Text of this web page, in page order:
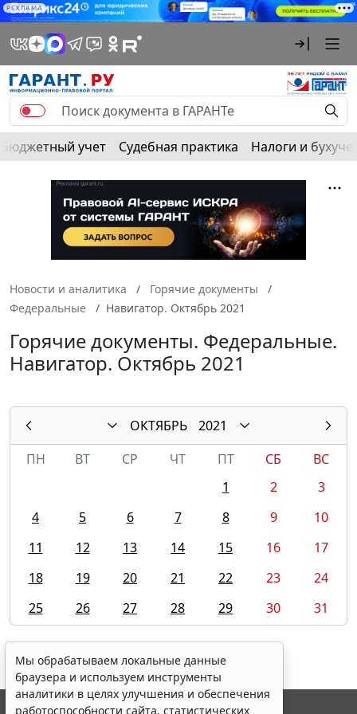
РЕКЛАМА
Бюджетный учет Судебная практика Налоги и
Новости и аналитика
Горячие документы
Федеральные
Навигатор. Октябрь 2021
Горячие документы. Федеральные.
Навигатор. Октябрь 2021
ОКТЯБРЬ
2021
ПН
ВТ СР ЧТ ПТ СБ
ВС
1
2
3
4
5 6 7 8 9
10
11
12 13 14 15 16
17
18
19 20 21 22 23
24
25
26 27 28 29 30 31
Мы обрабатываем локальные данные
браузера и используем инструменты
аналитики в целях улучшения и обеспечения
работоспособности сайта, статистических